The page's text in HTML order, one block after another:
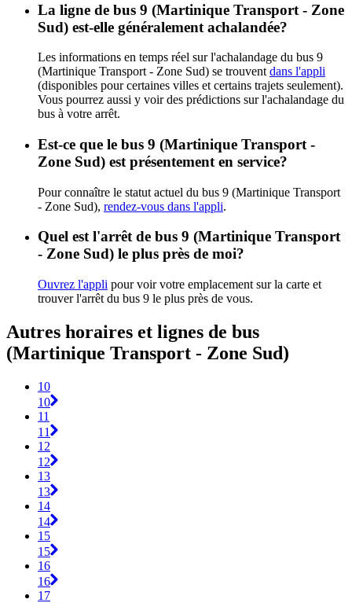
La ligne de bus 9 (Martinique Transport - Zone
Sud) est-elle généralement achalandée?
Les informations en temps réel sur l'achalandage du bus 9
(Martinique Transport - Zone Sud) se trouvent dans l'appli
(disponibles pour certaines villes et certains trajets seulement).
Vous pourrez aussi y voir des prédictions sur l'achalandage du
bus à votre arrêt.
Est-ce que le bus 9 (Martinique Transport -
Zone Sud) est présentement en service?
Pour connaître le statut actuel du bus 9 (Martinique Transport
- Zone Sud), rendez-vous dans l'appli.
Quel est l'arrêt de bus 9 (Martinique Transport
- Zone Sud) le plus près de moi?
Ouvrez l'appli pour voir votre emplacement sur la carte et
trouver l'arrêt du bus 9 le plus près de vous.
Autres horaires et lignes de bus
(Martinique Transport - Zone Sud)
10
10
11
11
12
12
13
13
14
14
15
15
16
16
17